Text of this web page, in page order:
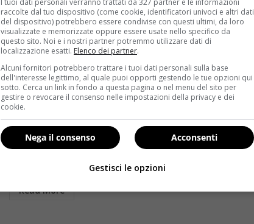
Fitness
La moda delle scarpe a dondolo: a cosa servono?
Scarpe da ginnastica a dondolo: sono solo una
moda del momento o fanno davvero bene alla
Read More
raccolte dal tuo dispositivo (come cookie, identificatori univoci e altri dati
del dispositivo) potrebbero essere condivise con questi ultimi, da loro
visualizzate e memorizzate oppure essere usate nello specifico da
questo sito. Noi e i nostri partner potremmo utilizzare dati di
localizzazione esatti. Elenco dei partner.
Alcuni fornitori potrebbero trattare i tuoi dati personali sulla base
dell'interesse legittimo, al quale puoi opporti gestendo le tue opzioni qui
sotto. Cerca un link in fondo a questa pagina o nel menu del sito per
gestire o revocare il consenso nelle impostazioni della privacy e dei
cookie.
Acconsenti
Nega il consenso
Gestisci le opzioni